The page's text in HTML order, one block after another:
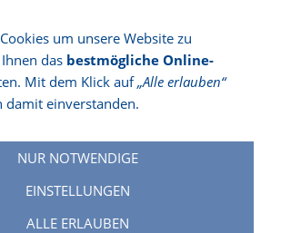
um unsere Website zu
das bestmögliche Online-
Mit dem Klick auf„Alle erlauben“
damit einverstanden.
NUR NOTWENDIGE
EINSTELLUNGEN
ALLE ERLAUBEN